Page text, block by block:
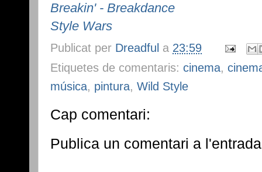
Breakin' - Breakdance
Style Wars
Publicat per Dreadful a 23:59
Etiquetes de comentaris: cinema,
música, pintura, Wild Style
Cap comentari:
Publica un comentari a l'entrada